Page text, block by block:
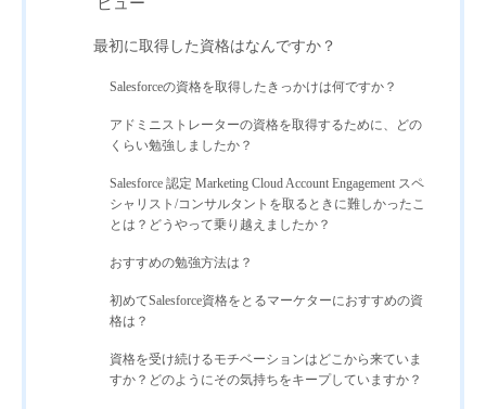
最初に取得した資格はなんですか？
Salesforceの資格を取得したきっかけは何ですか？
アドミニストレーターの資格を取得するために、どの
くらい勉強しましたか？
Salesforce 認定 Marketing Cloud Account Engagement スペ
シャリスト/コンサルタントを取るときに難しかったこ
とは？どうやって乗り越えましたか？
おすすめの勉強方法は？
初めてSalesforce資格をとるマーケターにおすすめの資
格は？
資格を受け続けるモチベーションはどこから来ていま
すか？どのようにその気持ちをキープしていますか？